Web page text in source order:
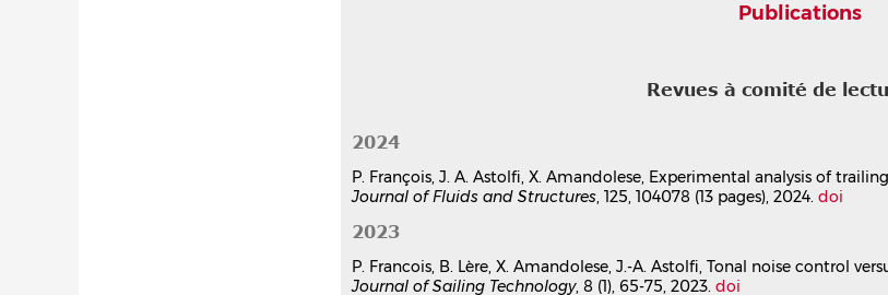
Publications
Revues à comité de
2024
P. François, J. A. Astolfi, X. Amandolese, Experimental analysis of
Journal of Fluids and Structures, 125, 104078 (13 pages), 2024. doi
2023
P. Francois, B. Lère, X. Amandolese, J.-A. Astolfi, Tonal noise control
Journal of Sailing Technology, 8 (1), 65-75, 2023. doi